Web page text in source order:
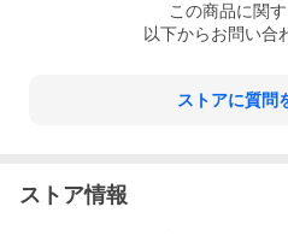
この商品に関す
以下からお問い合
ストアに質問
ストア情報